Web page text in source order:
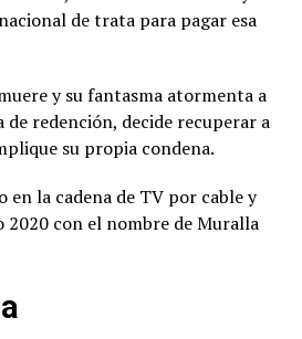
de trata para pagar esa
y su fantasma atormenta a
de redención, decide recuperar a
su propia condena.
en la cadena de TV por cable y
2020 con el nombre de Muralla